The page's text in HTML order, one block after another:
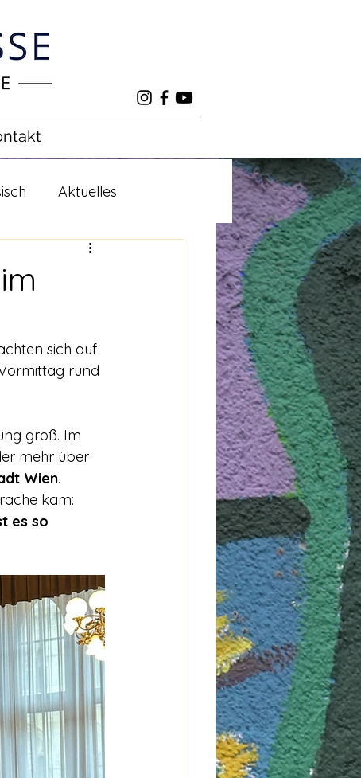
Aktuelles
sich auf
rund
groß. Im
mehr über
Wien.
kam:
es so